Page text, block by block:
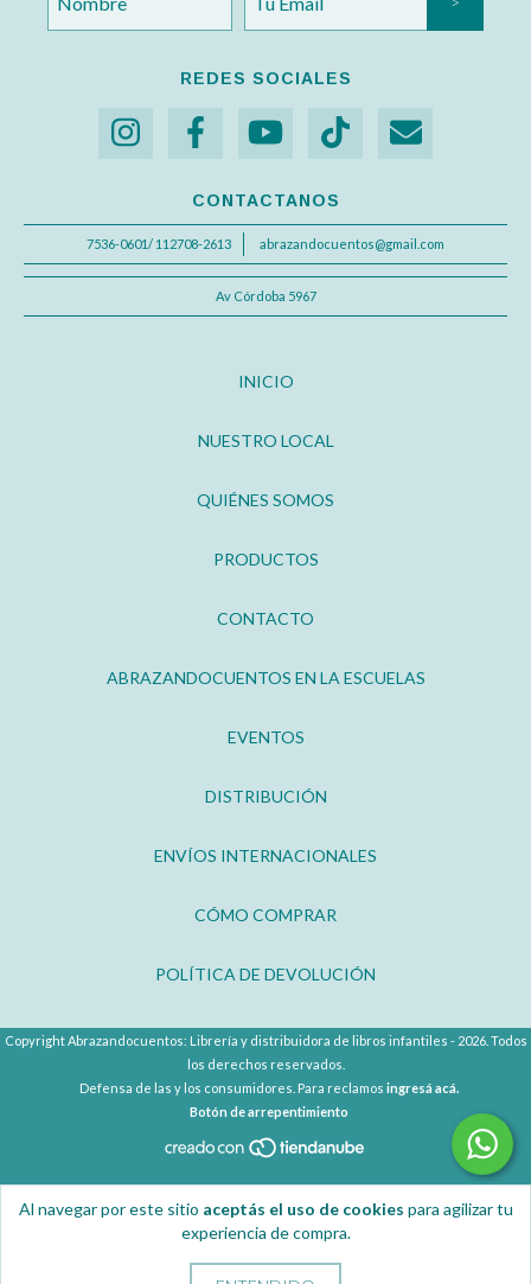
Al navegar por este sitio aceptás el uso de cookies para agilizar tu
experiencia de compra.
REDES SOCIALES
CONTACTANOS
7536-0601/ 112708-2613 abrazandocuentos@gmail.com
Av Córdoba 5967
INICIO
NUESTRO LOCAL
QUIÉNES SOMOS
PRODUCTOS
CONTACTO
ABRAZANDOCUENTOS EN LA ESCUELAS
EVENTOS
DISTRIBUCIÓN
ENVÍOS INTERNACIONALES
CÓMO COMPRAR
POLÍTICA DE DEVOLUCIÓN
Copyright Abrazandocuentos: Librería y distribuidora de libros infantiles - 2026. Todos
los derechos reservados.
Defensa de las y los consumidores. Para reclamos ingresá acá.
Botón de arrepentimiento